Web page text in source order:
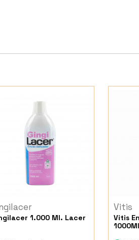
1.000 Ml. Lacer
Vitis
Vitis